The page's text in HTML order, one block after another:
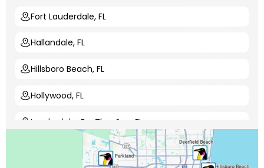
Fort Lauderdale, FL
Hallandale, FL
Hillsboro Beach, FL
Hollywood, FL
Lauderdale-By-The-Sea, FL
Lauderdale Lakes, FL